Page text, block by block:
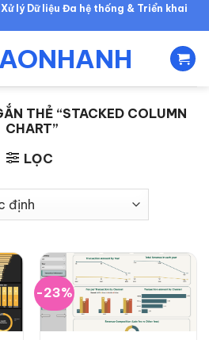
lý Dữ liệu Đa hệ thống & Triển khai
THẺ “STACKED COLUMN
CHART”
LỌC
-23%